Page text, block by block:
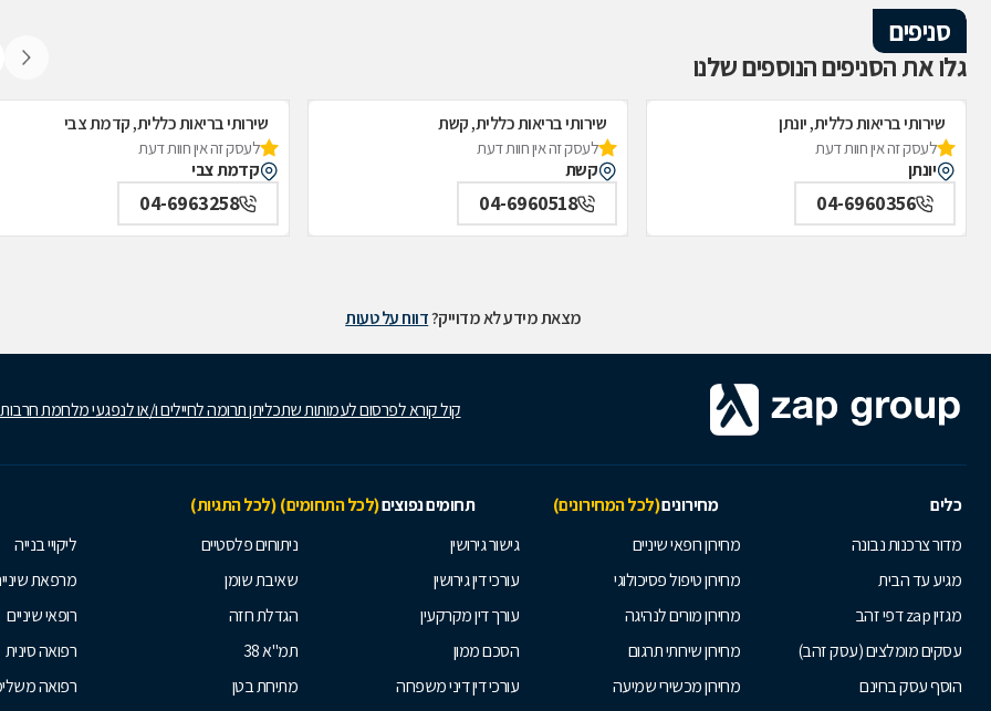
סניפים
גלו את הסניפים הנוספים שלנו
שירותי בריאות כללית, יונתן
לעסק זה אין חוות דעת
יונתן
04-6960356
שירותי בריאות כללית, קשת
לעסק זה אין חוות דעת
קשת
04-6960518
שירותי בריאות כללית, קדמת צבי
לעסק זה אין חוות דעת
קדמת צבי
04-6963258
מצאת מידע לא מדוייק?דווח על טעות
קול קורא לפרסום לעמותות שתכליתן תרומה לחיילים ו/או לנפגעי מלחמת
כלים מחירונים(לכל המחירונים) תחומים נפוצים(לכל התחומים) (לכל התגיות)
מדור צרכנות נבונה
מגיע עד הבית
מגזין zap דפי זהב
עסקים מומלצים (עסק זהב)
הוסף עסק בחינם
מחירון רופאי שיניים
מחירון טיפול פסיכולוגי
מחירון מורים לנהיגה
מחירון שירותי תרגום
מחירון מכשירי שמיעה
גישור גירושין
עורכי דין גירושין
עורך דין מקרקעין
הסכם ממון
עורכי דין דיני משפחה
ניתוחים פלסטיים
שאיבת שומן
הגדלת חזה
תמ"א 38
מתיחת בטן
ליקויי בנייה
מרפאת
רופאי שיניים
רפואה סינית
רפואה